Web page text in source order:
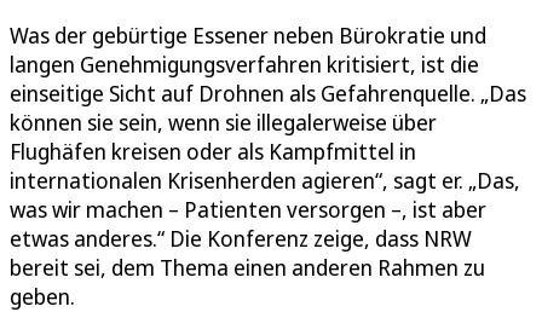
Was der gebürtige Essener neben Bürokratie und
langen Genehmigungsverfahren kritisiert, ist die
einseitige Sicht auf Drohnen als Gefahrenquelle. „Das
können sie sein, wenn sie illegalerweise über
Flughäfen kreisen oder als Kampfmittel in
internationalen Krisenherden agieren“, sagt er. „Das,
was wir machen – Patienten versorgen –, ist aber
etwas anderes.“ Die Konferenz zeige, dass NRW
bereit sei, dem Thema einen anderen Rahmen zu
geben.